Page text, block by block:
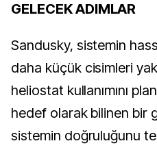
GELECEK ADIMLAR
Sandusky, sistemin
daha küçük cisimleri
heliostat kullanımını
hedef olarak bilinen bir
sistemin doğruluğunu